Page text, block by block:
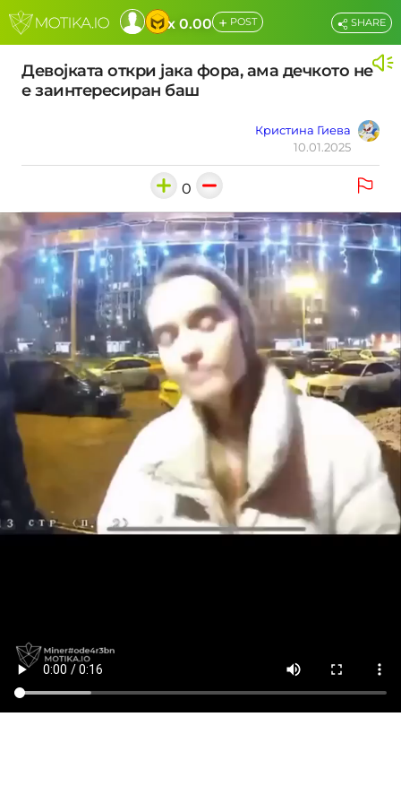
x 0.00 + POST
Девојката откри јака фора, ама дечкото не
е заинтересиран баш
Кристина Гиева
10.01.2025
SHARE
0